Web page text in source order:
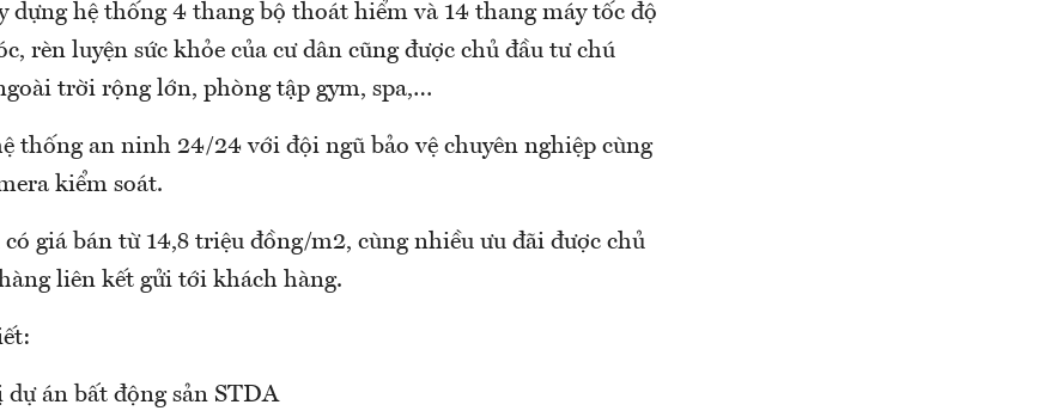
dựng hệ thống 4 thang bộ thoát hiểm và 14 thang máy tốc độ
rèn luyện sức khỏe của cư dân cũng được chủ đầu tư chú
trời rộng lớn, phòng tập gym, spa,…
thống an ninh 24/24 với đội ngũ bảo vệ chuyên nghiệp cùng
kiểm soát.
giá bán từ 14,8 triệu đồng/m2, cùng nhiều ưu đãi được chủ
liên kết gửi tới khách hàng.
án bất động sản STDA